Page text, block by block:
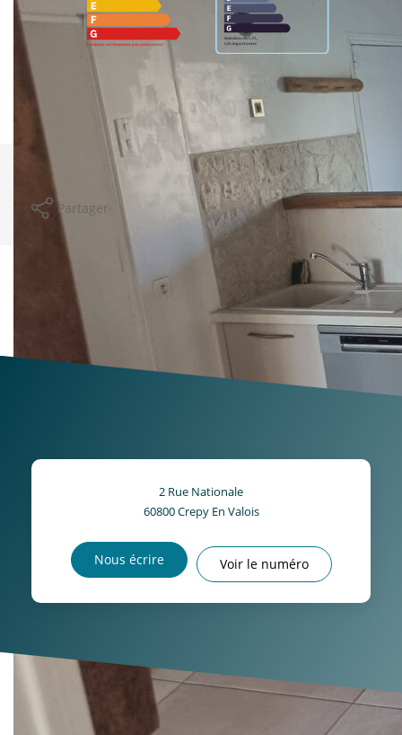
Montant estimé des dépenses annuelles d'énergie pour
un usage standard entre 2080€ et 2840€. Pour la date de
référence 01/01/2023.
Imprimer
Partager
Calculer mon budget
Ce bien est soumis à un diagnostic ERP (État
des Risques et Pollutions). Pour en savoir
plus, rendez-vous sur
https://www.georisques.gouv.fr/
2 Rue Nationale
60800Crepy En Valois
Nous écrire Voir le numéro